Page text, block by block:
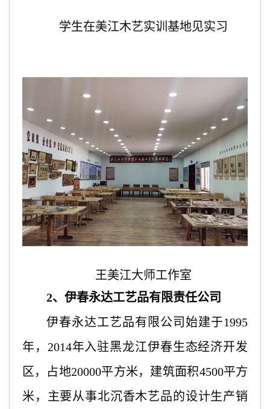
学生在美江木艺实训基地见实习
王美江大师工作室
2、伊春永达工艺品有限责任公司
伊春永达工艺品有限公司始建于1995
年，2014年入驻黑龙江伊春生态经济开发
区，占地20000平方米，建筑面积4500平方
米，主要从事北沉香木艺品的设计生产销